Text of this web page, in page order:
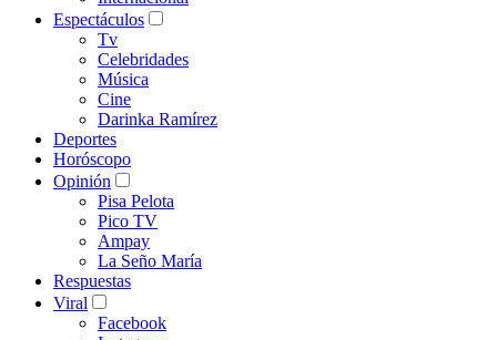
Espectáculos
Tv
Celebridades
Música
Cine
Darinka Ramírez
Deportes
Horóscopo
Opinión
Pisa Pelota
Pico TV
Ampay
La Seño María
Respuestas
Viral
Facebook